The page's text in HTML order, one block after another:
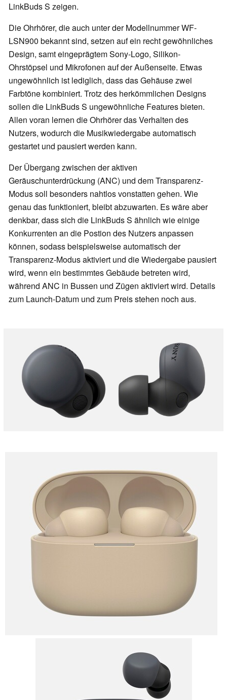
LinkBuds S zeigen.
Die Ohrhörer, die auch unter der Modellnummer WF-
LSN900 bekannt sind, setzen auf ein recht gewöhnliches
Design, samt eingeprägtem Sony-Logo, Silikon-
Ohrstöpsel und Mikrofonen auf der Außenseite. Etwas
ungewöhnlich ist lediglich, dass das Gehäuse zwei
Farbtöne kombiniert. Trotz des herkömmlichen Designs
sollen die LinkBuds S ungewöhnliche Features bieten.
Allen voran lernen die Ohrhörer das Verhalten des
Nutzers, wodurch die Musikwiedergabe automatisch
gestartet und pausiert werden kann.
Der Übergang zwischen der aktiven
Geräuschunterdrückung (ANC) und dem Transparenz-
Modus soll besonders nahtlos vonstatten gehen. Wie
genau das funktioniert, bleibt abzuwarten. Es wäre aber
denkbar, dass sich die LinkBuds S ähnlich wie einige
Konkurrenten an die Postion des Nutzers anpassen
können, sodass beispielsweise automatisch der
Transparenz-Modus aktiviert und die Wiedergabe pausiert
wird, wenn ein bestimmtes Gebäude betreten wird,
während ANC in Bussen und Zügen aktiviert wird. Details
zum Launch-Datum und zum Preis stehen noch aus.